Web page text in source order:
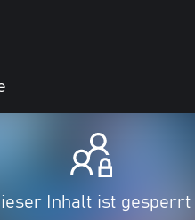
Inhalt ist gesperrt